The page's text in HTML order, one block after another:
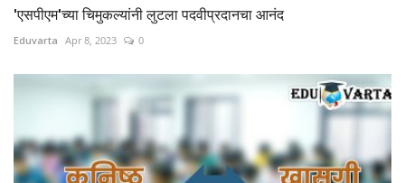
'एसपीएम'च्या चिमुकल्यांनी लुटला पदवीप्रदानचा आनंद
Eduvarta Apr 8, 2023 0